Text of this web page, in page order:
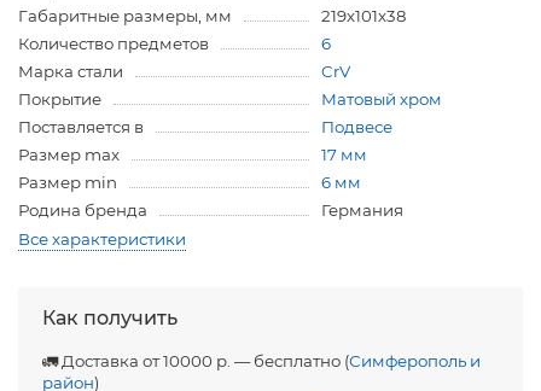
Габаритные размеры, мм
219х101х38
Количество предметов
6
Марка стали
CrV
Покрытие
Матовый хром
Поставляется в
Подвесе
Размер max
17 мм
Размер min
6 мм
Родина бренда
Германия
Все характеристики
Как получить
🚛 Доставка от 10000 р. — бесплатно (Симферополь и
район)